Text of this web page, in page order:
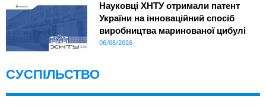
Науковці ХНТУ отримали патент
України на інноваційний спосіб
виробництва маринованої цибулі
06/08/2026
СУСПІЛЬСТВО